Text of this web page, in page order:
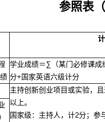
参照表（
学业成绩＝∑ （某门必修课成
分+ 国家英语六级计分
主持创新创业项目或实验，
以上。
国家级：主持人，计2分；参